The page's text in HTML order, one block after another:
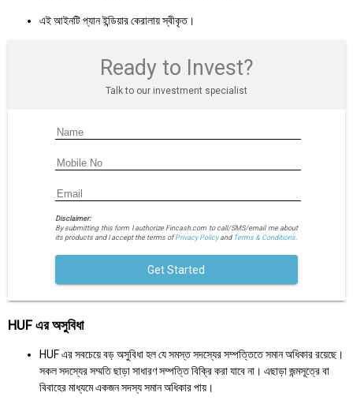
এই আইনটি প্যান ইন্ডিয়ার কেরালায় স্বীকৃত।
Ready to Invest?
Talk to our investment specialist
Disclaimer:
By submitting this form I authorize Fincash.com to call/SMS/email me about
its products and I accept the terms ofPrivacy Policyand Terms & Conditions.
Get Started
HUF এর অসুবিধা
HUF এর সবচেয়ে বড় অসুবিধা হল যে সমস্ত সদস্যের সম্পত্তিতে সমান অধিকার রয়েছে।
সকল সদস্যের সম্মতি ছাড়া সাধারণ সম্পত্তি বিক্রি করা যাবে না। এছাড়া জন্মসূত্রে বা
বিবাহের মাধ্যমে একজন সদস্য সমান অধিকার পায়।